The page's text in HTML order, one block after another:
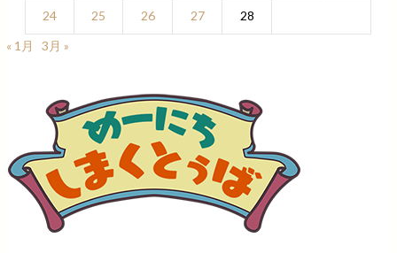
24 25 26 27
28
« 1月
3月 »